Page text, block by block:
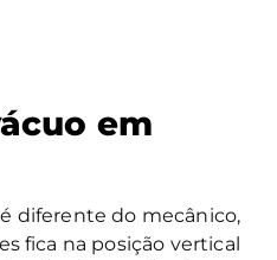
em
diferente do mecânico,
fica na posição vertical